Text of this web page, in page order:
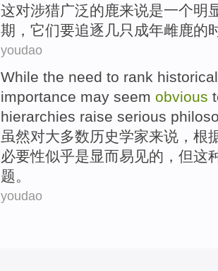
这对涉猎广泛的鹿来说是一个明
期 ， 它们要追逐 几只成年雌鹿的
youdao
While the need to rank historical
importance may seem obvious
hierarchies raise serious
虽然对大多数历史学家来说 ，根
必要性似乎是显而易见的，但这
题。
youdao